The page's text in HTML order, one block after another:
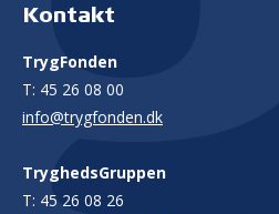
Kontakt
TrygFonden
T: 45 26 08 00
info@trygfonden.dk
TryghedsGruppen
T: 45 26 08 26